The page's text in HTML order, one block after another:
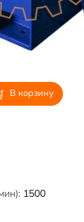
В корзину
1500